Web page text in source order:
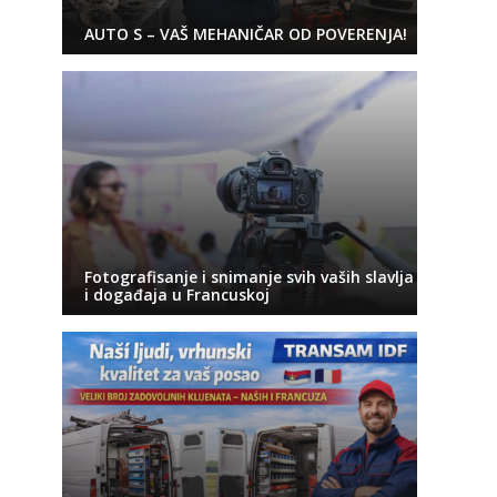
AUTO S – VAŠ MEHANIČAR OD POVERENJA!
Fotografisanje i snimanje svih vaših slavlja
i događaja u Francuskoj